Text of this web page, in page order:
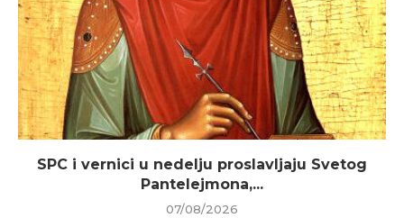
SPC i vernici u nedelju proslavljaju Svetog
Pantelejmona,...
07/08/2026